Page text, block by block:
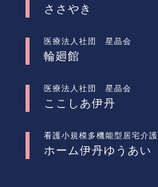
ささやき
医療法人社団 星晶会
輪廻館
医療法人社団 星晶会
ここしあ伊丹
看護小規模多機能型居宅介護
ホーム伊丹ゆうあい